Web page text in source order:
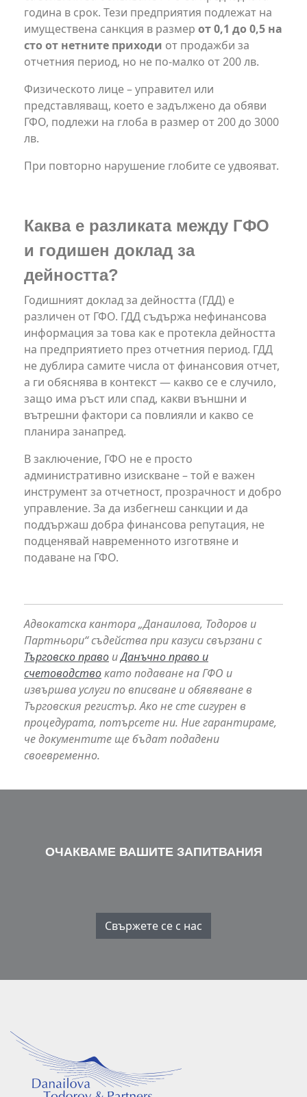
година в срок. Тези предприятия подлежат на
имуществена санкция в размер от 0,1 до 0,5 на
сто от нетните приходи от продажби за
отчетния период, но не по-малко от 200 лв.
Физическото лице – управител или
представляващ, което е задължено да обяви
ГФО, подлежи на глоба в размер от 200 до 3000
лв.
При повторно нарушение глобите се удвояват.
Каква е разликата между ГФО
и годишен доклад за
дейността?
Годишният доклад за дейността (ГДД) е
различен от ГФО. ГДД съдържа нефинансова
информация за това как е протекла дейността
на предприятието през отчетния период. ГДД
не дублира самите числа от финансовия отчет,
а ги обяснява в контекст — какво се е случило,
защо има ръст или спад, какви външни и
вътрешни фактори са повлияли и какво се
планира занапред.
В заключение, ГФО не е просто
административно изискване – той е важен
инструмент за отчетност, прозрачност и добро
управление. За да избегнеш санкции и да
поддържаш добра финансова репутация, не
подценявай навременното изготвяне и
подаване на ГФО.
Адвокатска кантора „Данаилова, Тодоров и
Партньори“ съдейства при казуси свързани с
Търговско право иДанъчно право и
счетоводствокато подаване на ГФО и
извършва услуги по вписване и обявяване в
Търговския регистър. Ако не сте сигурен в
процедурата, потърсете ни. Ние гарантираме,
че документите ще бъдат подадени
своевременно.
ОЧАКВАМЕ ВАШИТЕ ЗАПИТВАНИЯ
Свържете се с нас